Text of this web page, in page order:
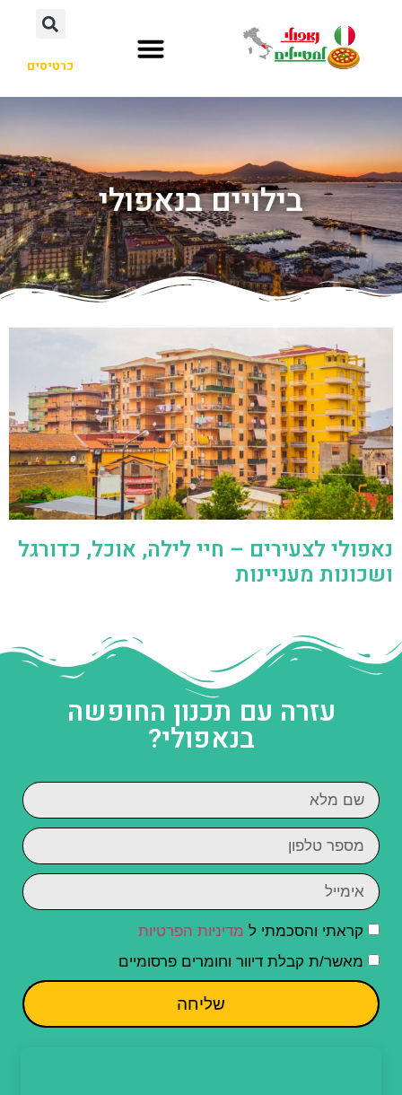
כרטיסים
בילויים בנאפולי
נאפולי לצעירים – חיי לילה, אוכל, כדורגל
ושכונות מעניינות
עזרה עם תכנון החופשה
בנאפולי?
קראתי והסכמתי ל מדיניות הפרטיות
מאשר/ת קבלת דיוור וחומרים פרסומיים
שליחה